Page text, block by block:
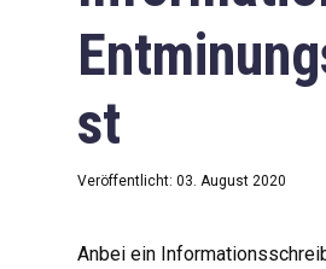
st
Veröffentlicht: 03. August 2020
Anbei ein